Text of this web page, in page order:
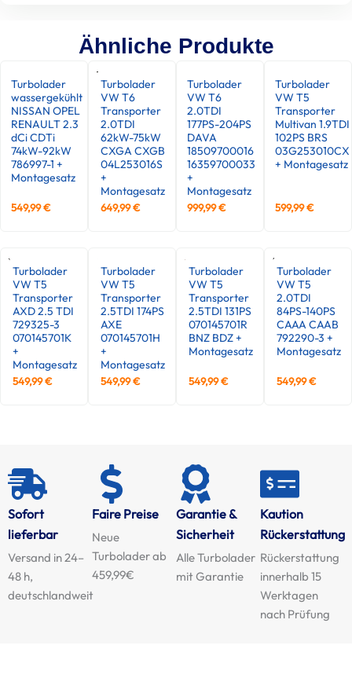
Ähnliche Produkte
Turbolader
wassergekühlt
NISSAN OPEL
RENAULT 2.3
dCi CDTi
74kW-92kW
786997-1 +
Montagesatz
549,99€
Turbolader
VW T6
Transporter
2.0TDI
62kW-75kW
CXGA CXGB
04L253016S
+
Montagesatz
649,99€
Turbolader
VW T6
2.0TDI
177PS-204PS
DAVA
18509700016
16359700033
+
Montagesatz
999,99€
Turbolader
VW T5
Transporter
Multivan 1.9TDI
102PS BRS
03G253010CX
+ Montagesatz
599,99€
Turbolader
VW T5
Transporter
AXD 2.5 TDI
729325-3
070145701K
+
Montagesatz
549,99€
Turbolader
VW T5
Transporter
2.5TDI 174PS
AXE
070145701H
+
Montagesatz
549,99€
Turbolader
VW T5
Transporter
2.5TDI 131PS
070145701R
BNZ BDZ +
Montagesatz
549,99€
Turbolader
VW T5
2.0TDI
84PS-140PS
CAAA CAAB
792290-3 +
Montagesatz
549,99€
Sofort
lieferbar
Versand in 24–
48 h,
deutschlandweit
Faire Preise
Neue
Turbolader ab
459,99€
Garantie &
Sicherheit
Alle Turbolader
mit Garantie
Kaution
Rückerstattung
Rückerstattung
innerhalb 15
Werktagen
nach Prüfung